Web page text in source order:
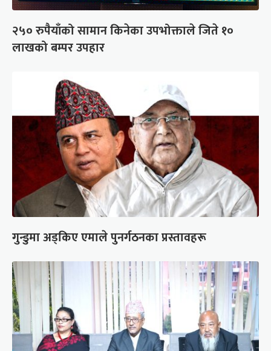
२५० रुपैयाँको सामान किनेका उपभोक्ताले जिते १०
लाखको बम्पर उपहार
गुन्डुमा अड्किए एमाले पुनर्गठनका प्रस्तावहरू